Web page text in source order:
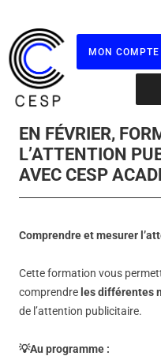
MON COMPTE
EN FÉVRIER,
L’ATTENTION
AVEC CESP
Comprendre et mesurer
Cette formation vous
comprendre les différentes
de l’attention publicitaire.
💡Au programme :